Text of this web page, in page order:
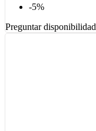
-5%
Preguntar disponibilidad